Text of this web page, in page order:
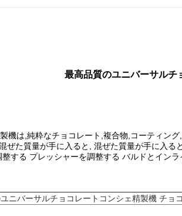
最高品質のユニバーサルチ
機は,純粋なチョコレート,複合物,コーティン
ぜた質量が手に入ると, 混ぜた質量が手に入る
する プレッシャーを調整する バルドとイン
ニバーサルチョコレートコンシェ精製機 チョ